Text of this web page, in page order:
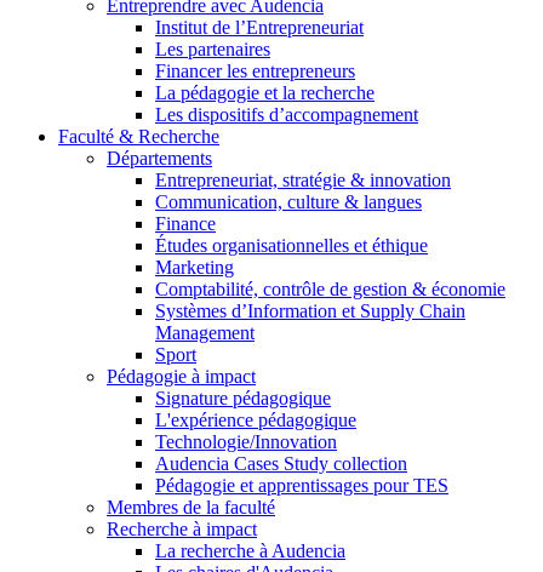
Entreprendre avec Audencia
Institut de l’Entrepreneuriat
Les partenaires
Financer les entrepreneurs
La pédagogie et la recherche
Les dispositifs d’accompagnement
Faculté & Recherche
Départements
Entrepreneuriat, stratégie & innovation
Communication, culture & langues
Finance
Études organisationnelles et éthique
Marketing
Comptabilité, contrôle de gestion & économie
Systèmes d’Information et Supply Chain
Management
Sport
Pédagogie à impact
Signature pédagogique
L'expérience pédagogique
Technologie/Innovation
Audencia Cases Study collection
Pédagogie et apprentissages pour TES
Membres de la faculté
Recherche à impact
La recherche à Audencia